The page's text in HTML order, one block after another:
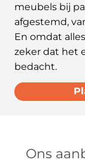
meubels bij
afgestemd,
En omdat
zeker dat het
bedacht.
Ons